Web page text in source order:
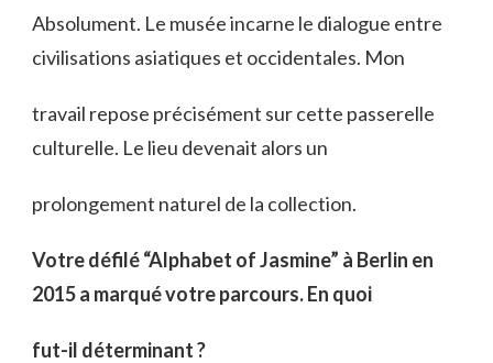
Absolument. Le musée incarne le dialogue entre
civilisations asiatiques et occidentales. Mon
travail repose précisément sur cette passerelle
culturelle. Le lieu devenait alors un
prolongement naturel de la collection.
Votre défilé “Alphabet of Jasmine” à Berlin en
2015 a marqué votre parcours. En quoi
fut-il déterminant ?